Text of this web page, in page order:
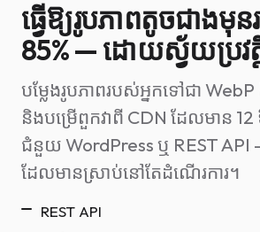
ធ្វើឱ្យរូបភាពតូចជាង
85% — ដោយស្វ័យប្រវត្
បម្លែងរូបភាពរបស់អ្នកទៅជា WebP
និងបម្រើពួកវាពី CDN ដែលមាន 12
ជំនួយ WordPress ឬ REST API
ដែលមានស្រាប់នៅតែដំណើរការ។
REST API